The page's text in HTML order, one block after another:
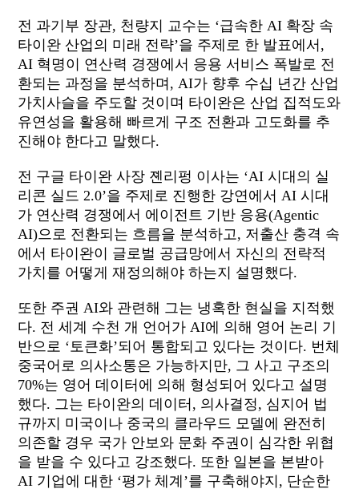
전 과기부 장관, 천량지 교수는 ‘급속한 AI 확장 속
타이완 산업의 미래 전략’을 주제로 한 발표에서 ,
AI 혁명이 연산력 경쟁에서 응용 서비스 폭발로 전
환되는 과정을 분석하며 ,AI가 향후 수십 년간 산업
가치사슬을 주도할 것이며 타이완은 산업 집적도와
유연성을 활용해 빠르게 구조 전환과 고도화를 추
진해야 한다고 말했다.
전 구글 타이완 사장 졘리펑 이사는 ‘AI시대의 실
리콘 실드 2.0’을 주제로 진행한 강연에서 AI시대
가 연산력 경쟁에서 에이전트 기반 응용(Agentic
AI)으로 전환되는 흐름을 분석하고, 저출산 충격 속
에서 타이완이 글로벌 공급망에서 자신의 전략적
가치를 어떻게 재정의해야 하는지 설명했다.
또한 주권 AI와 관련해 그는 냉혹한 현실을 지적했
다. 전 세계 수천 개 언어가 AI에 의해 영어 논리 기
반으로 ‘토큰화’되어 통합되고 있다는 것이다. 번체
중국어로 의사소통은 가능하지만, 그 사고 구조의
70%는 영어 데이터에 의해 형성되어 있다고 설명
했다. 그는 타이완의 데이터 , 의사결정, 심지어 법
규까지 미국이나 중국의 클라우드 모델에 완전히
의존할 경우 국가 안보와 문화 주권이 심각한 위협
을 받을 수 있다고 강조했다. 또한 일본을 본받아
AI 기업에 대한 ‘평가 체계’를 구축해야지 , 단순한